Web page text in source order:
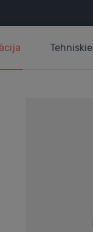
Tehniskie